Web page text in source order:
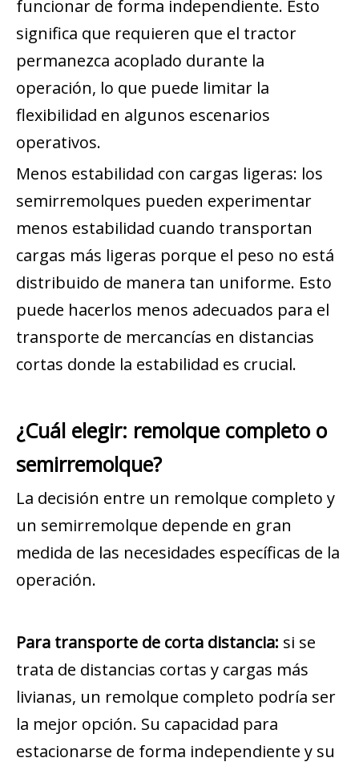
funcionar de forma independiente. Esto
significa que requieren que el tractor
permanezca acoplado durante la
operación, lo que puede limitar la
flexibilidad en algunos escenarios
operativos.
Menos estabilidad con cargas ligeras: los
semirremolques pueden experimentar
menos estabilidad cuando transportan
cargas más ligeras porque el peso no está
distribuido de manera tan uniforme. Esto
puede hacerlos menos adecuados para el
transporte de mercancías en distancias
cortas donde la estabilidad es crucial.
¿Cuál elegir: remolque completo o
semirremolque?
La decisión entre un remolque completo y
un semirremolque depende en gran
medida de las necesidades específicas de la
operación.
Para transporte de corta distancia: si se
trata de distancias cortas y cargas más
livianas, un remolque completo podría ser
la mejor opción. Su capacidad para
estacionarse de forma independiente y su